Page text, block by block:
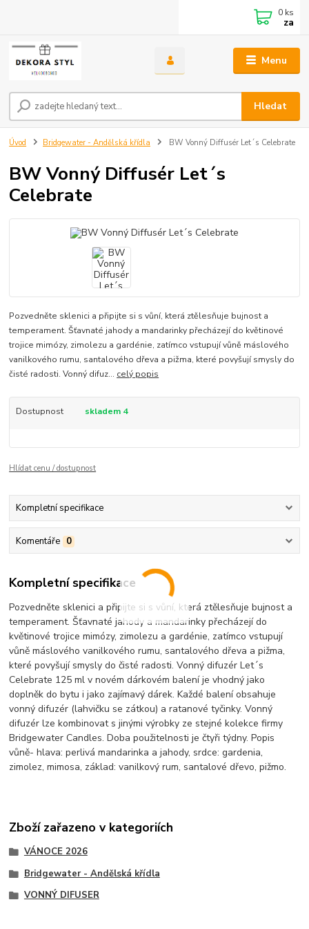
Menu
Hledat
0 ks
za
Úvod Bridgewater - Andělská křídla BW Vonný Diffusér Let´s Celebrate
BW Vonný Diffusér Let´s
Celebrate
Pozvedněte sklenici a připijte si s vůní, která ztělesňuje bujnost a
temperament. Šťavnaté jahody a mandarinky přecházejí do květinové
trojice mimózy, zimolezu a gardénie, zatímco vstupují vůně máslového
vanilkového rumu, santalového dřeva a pižma, které povyšují smysly do
čisté radosti. Vonný difuz... celý popis
Dostupnost skladem 4
Hlídat cenu / dostupnost
Kompletní specifikace
Komentáře 0
Kompletní specifikace
Pozvedněte sklenici a připijte si s vůní, která ztělesňuje bujnost a
temperament. Šťavnaté jahody a mandarinky přecházejí do
květinové trojice mimózy, zimolezu a gardénie, zatímco vstupují
vůně máslového vanilkového rumu, santalového dřeva a pižma,
které povyšují smysly do čisté radosti. Vonný difuzér Let´s
Celebrate 125 ml v novém dárkovém balení je vhodný jako
doplněk do bytu i jako zajímavý dárek. Každé balení obsahuje
vonný difuzér (lahvičku se zátkou) a ratanové tyčinky. Vonný
difuzér lze kombinovat s jinými výrobky ze stejné kolekce firmy
Bridgewater Candles. Doba použitelnosti je čtyři týdny. Popis
vůně- hlava: perlivá mandarinka a jahody, srdce: gardenia,
zimolez, mimosa, základ: vanilkový rum, santalové dřevo, pižmo.
Zboží zařazeno v kategoriích
VÁNOCE 2026
Bridgewater - Andělská křídla
VONNÝ DIFUSER